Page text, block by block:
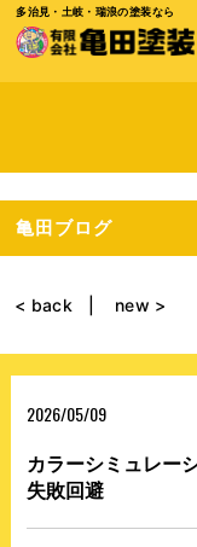
多治見・土岐・瑞浪の塗装なら
亀田ブログ
< back new >
2026/05/09
カラーシミュレー
失敗回避